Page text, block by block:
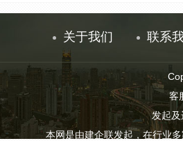
关于我们 联系
客
发起
本网是由建企联发起，在行业